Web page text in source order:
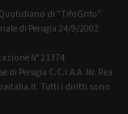
Quotidiano di "TifoGrifo"
di Perugia 24/9/2002
N° 21374
Perugia C.C.I.A.A. Nr. Rea
Tutti i diritti sono